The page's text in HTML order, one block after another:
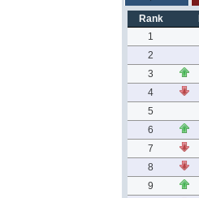
Rank
1
2
3
4
5
6
7
8
9